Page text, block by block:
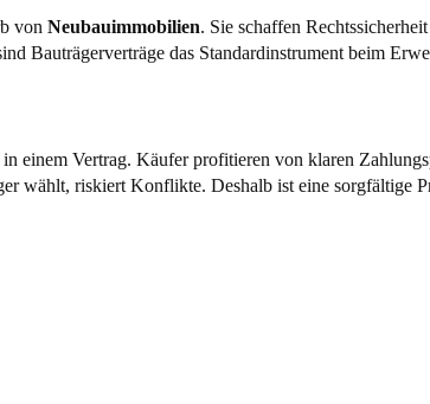
von Neubauimmobilien. Sie schaffen
Bauträgerverträge das Standardinstrument beim
einem Vertrag. Käufer profitieren von klaren
wählt, riskiert Konflikte. Deshalb ist eine sorgfältige